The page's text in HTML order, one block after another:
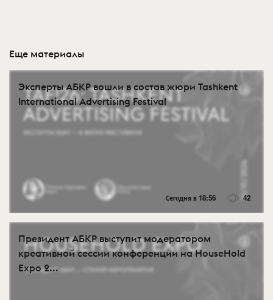
Еще материалы
Эксперты АБКР вошли в состав жюри Tashkent
International Advertising Festival
Сегодня в 18:56 42
Президент АБКР выступит модератором
креативной сессии конференции на HouseHold
Expo 2...